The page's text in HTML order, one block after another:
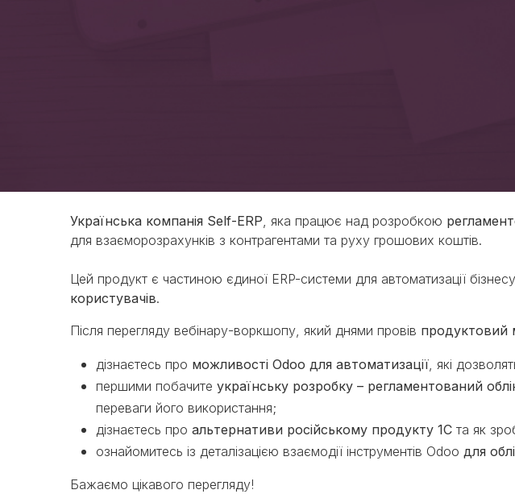
Українська компанія Self-ERP, яка працює над розробкою
для взаєморозрахунків з контрагентами та руху грошових коштів.
Цей продукт є частиною єдиної ERP-системи для автоматизації
користувачів.
Після перегляду вебінару-воркшопу, який днями провів продуктовий
дізнаєтесь про можливості Odoo для автоматизації, які
першими побачите українську розробку – регламентований
переваги його використання;
дізнаєтесь про альтернативи російському продукту 1С та як
ознайомитесь із деталізацією взаємодії інструментів Odoo для
Бажаємо цікавого перегляду!